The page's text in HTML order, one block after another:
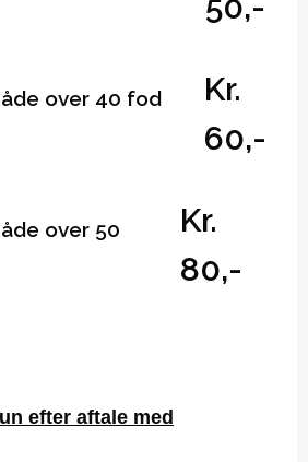
over 40 fod
Kr.
60,-
over 50
Kr.
80,-
efter aftale med